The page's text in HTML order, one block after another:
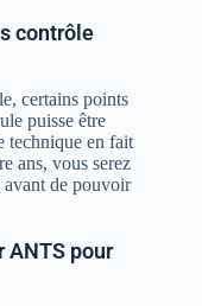
contrôle
certains points
puisse être
technique en fait
ans, vous serez
avant de pouvoir
ANTS pour